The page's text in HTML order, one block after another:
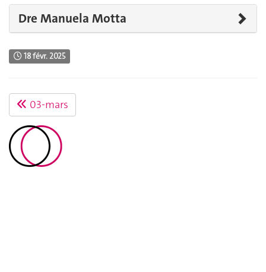
Dre Manuela Motta
18 févr. 2025
03-mars